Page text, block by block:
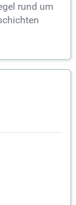
rund um